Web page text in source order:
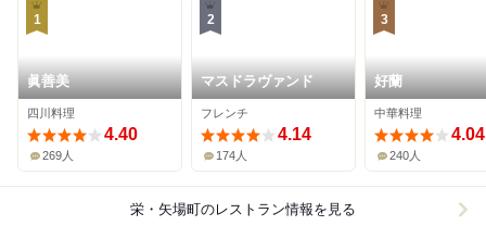
1
眞善美
四川料理
4.40
269人
2
マスドラヴァンド
フレンチ
4.14
174人
3
好蘭
中華料理
4.04
240人
栄・矢場町のレストラン情報を見る